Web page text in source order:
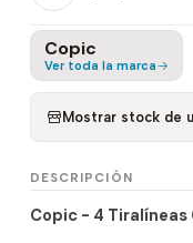
Copic
Ver toda la marca
Mostrar stock de
DESCRIPCIÓN
Copic - 4